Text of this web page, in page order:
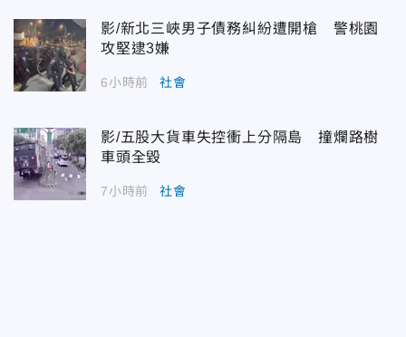
影/新北三峽男子債務糾紛遭開槍 警桃園
攻堅逮3嫌
6小時前 社會
影/五股大貨車失控衝上分隔島 撞爛路樹
車頭全毀
7小時前 社會